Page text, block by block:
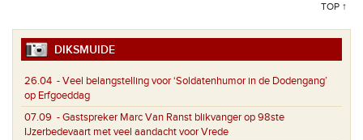
TOP ↑
DIKSMUIDE
26.04 - Veel belangstelling voor ‘Soldatenhumor in de Dodengang’
op Erfgoeddag
07.09 - Gastspreker Marc Van Ranst blikvanger op 98ste
IJzerbedevaart met veel aandacht voor Vrede